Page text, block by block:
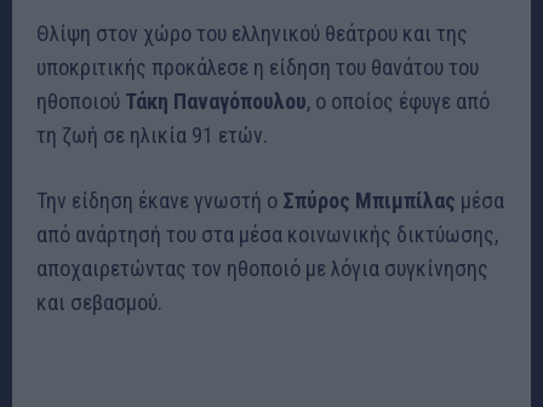
Θλίψη στον χώρο του ελληνικού θεάτρου και της
υποκριτικής προκάλεσε η είδηση του θανάτου του
ηθοποιού Τάκη Παναγόπουλου, ο οποίος έφυγε από
τη ζωή σε ηλικία 91 ετών.
Την είδηση έκανε γνωστή ο Σπύρος Μπιμπίλας μέσα
από ανάρτησή του στα μέσα κοινωνικής δικτύωσης,
αποχαιρετώντας τον ηθοποιό με λόγια συγκίνησης
και σεβασμού.